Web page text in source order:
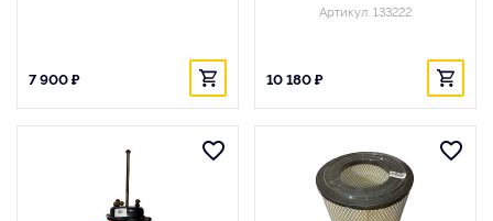
7 900 ₽
Артикул: 133222
10 180 ₽